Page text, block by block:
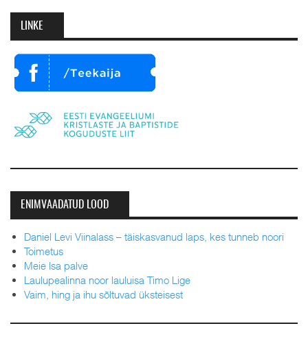
LINKE
ENIMVAADATUD LOOD
Daniel Levi Viinalass – täiskasvanud laps, kes tunneb noori
Toimetus
Meie Isa palve
Laulupealinna noor lauluisa Timo Lige
Vaim, hing ja ihu sõltuvad üksteisest